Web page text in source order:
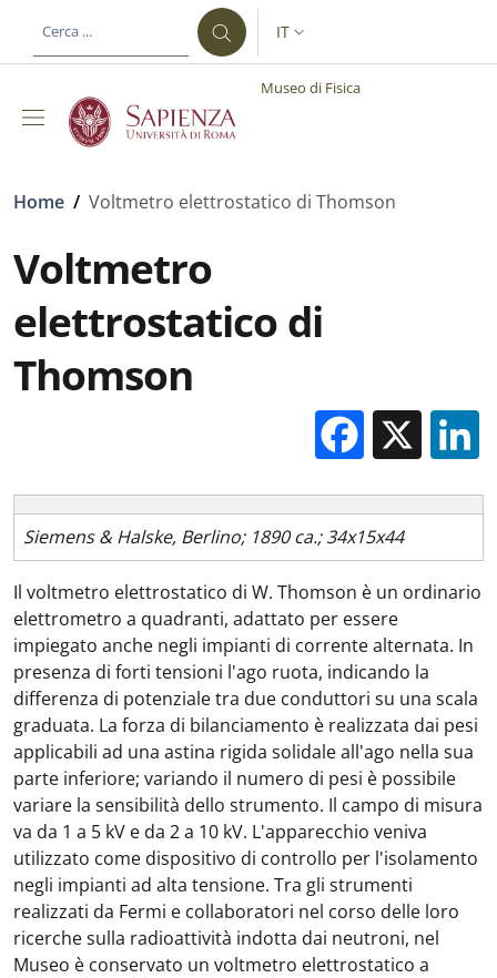
al contenuto principale
SELETTORE LINGUA:
IT
Museo di Fisica
Briciole di pane
Home / Voltmetro elettrostatico di Thomson
Voltmetro
elettrostatico di
Thomson
X
Siemens & Halske, Berlino; 1890 ca.; 34x15x44
Il voltmetro elettrostatico di W. Thomson è un ordinario
elettrometro a quadranti, adattato per essere
impiegato anche negli impianti di corrente alternata. In
presenza di forti tensioni l'ago ruota, indicando la
differenza di potenziale tra due conduttori su una scala
graduata. La forza di bilanciamento è realizzata dai pesi
applicabili ad una astina rigida solidale all'ago nella sua
parte inferiore; variando il numero di pesi è possibile
variare la sensibilità dello strumento. Il campo di misura
va da 1 a 5 kV e da 2 a 10 kV. L'apparecchio veniva
utilizzato come dispositivo di controllo per l'isolamento
negli impianti ad alta tensione. Tra gli strumenti
realizzati da Fermi e collaboratori nel corso delle loro
ricerche sulla radioattività indotta dai neutroni, nel
Museo è conservato un voltmetro elettrostatico a